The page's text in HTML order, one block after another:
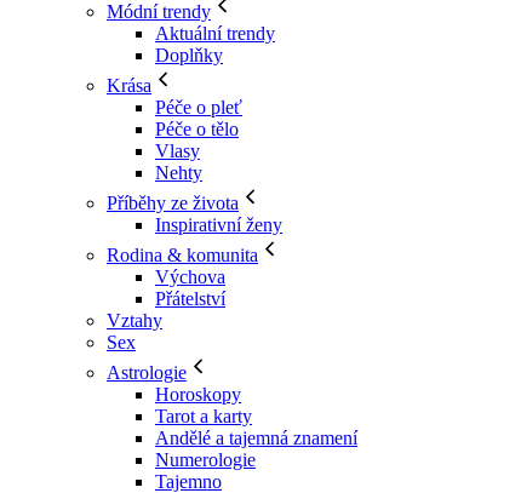
Módní trendy
Aktuální trendy
Doplňky
Krása
Péče o pleť
Péče o tělo
Vlasy
Nehty
Příběhy ze života
Inspirativní ženy
Rodina & komunita
Výchova
Přátelství
Vztahy
Sex
Astrologie
Horoskopy
Tarot a karty
Andělé a tajemná znamení
Numerologie
Tajemno